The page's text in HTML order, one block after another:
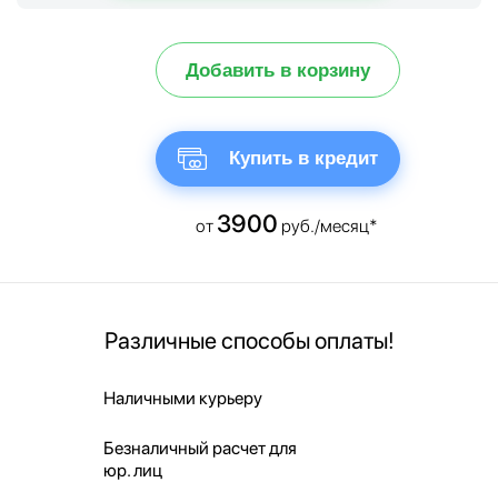
Добавить в корзину
Купить в кредит
от 3900 руб./месяц*
Различные способы оплаты!
Наличными курьеру
Безналичный расчет для
юр. лиц